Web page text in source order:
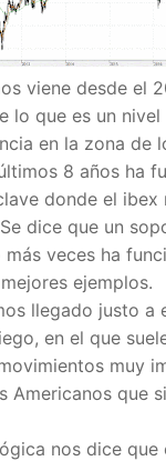
viene desde el
lo que es un
en la zona de
8 años ha
donde el ibex
dice que un
veces ha
ejemplos.
llegado justo a
en el que
muy
Americanos que
nos dice que